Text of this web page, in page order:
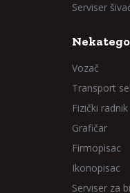
Serviser
Vozač
Transport
Fizički radnik
Grafičar
Firmopisac
Ikonopisac
Serviser za